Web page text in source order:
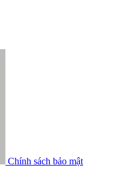
Chính sách bảo mật